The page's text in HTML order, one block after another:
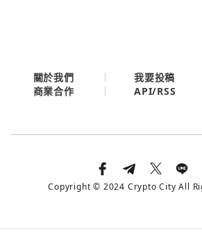
關於我們 我要投稿
商業合作
API/RSS
Copyright © 2024 Crypto City All